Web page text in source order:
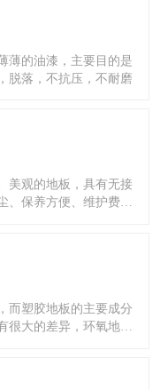
薄的油漆，主要目的是
脱落，不抗压，不耐磨
美观的地板，具有无接
、保养方便、维护费用
而塑胶地板的主要成分
很大的差异，环氧地坪